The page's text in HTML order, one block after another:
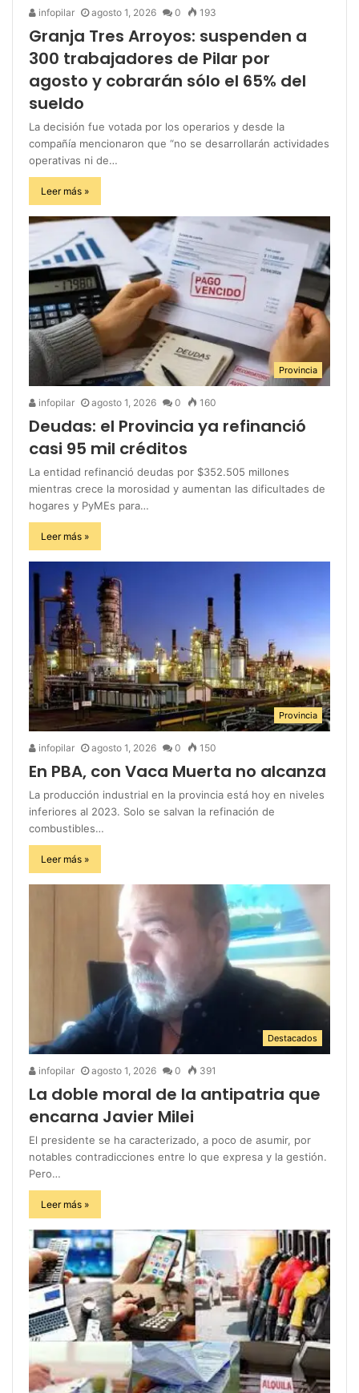
infopilar agosto 1, 2026 0 193
Granja Tres Arroyos: suspenden a
300 trabajadores de Pilar por
agosto y cobrarán sólo el 65% del
sueldo
La decisión fue votada por los operarios y desde la
compañía mencionaron que “no se desarrollarán actividades
operativas ni de…
Leer más »
Provincia
infopilar agosto 1, 2026 0 160
Deudas: el Provincia ya refinanció
casi 95 mil créditos
La entidad refinanció deudas por $352.505 millones
mientras crece la morosidad y aumentan las dificultades de
hogares y PyMEs para…
Leer más »
Provincia
infopilar agosto 1, 2026 0 150
En PBA, con Vaca Muerta no alcanza
La producción industrial en la provincia está hoy en niveles
inferiores al 2023. Solo se salvan la refinación de
combustibles…
Leer más »
Destacados
infopilar agosto 1, 2026 0 391
La doble moral de la antipatria que
encarna Javier Milei
El presidente se ha caracterizado, a poco de asumir, por
notables contradicciones entre lo que expresa y la gestión.
Pero…
Leer más »